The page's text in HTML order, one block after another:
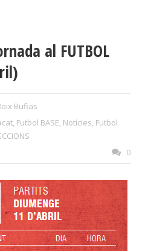
al FUTBOL
Bufias
, Futbol BASE, Notícies, Futbol
0